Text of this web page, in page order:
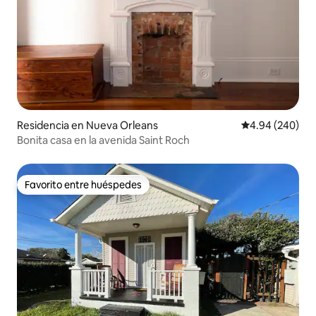
Residencia en Nueva Orleans Calificación
4.94 (240)
Bonita casa en la avenida Saint Roch
Favorito entre huéspedes
Favorito entre huéspedes